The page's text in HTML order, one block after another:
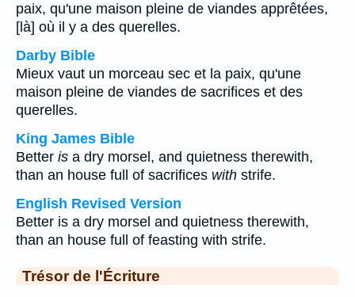
paix, qu'une maison pleine de viandes apprêtées,
[là] où il y a des querelles.
Darby Bible
Mieux vaut un morceau sec et la paix, qu'une
maison pleine de viandes de sacrifices et des
querelles.
King James Bible
Better is a dry morsel, and quietness therewith,
than an house full of sacrifices with strife.
English Revised Version
Better is a dry morsel and quietness therewith,
than an house full of feasting with strife.
Trésor de l'Écriture